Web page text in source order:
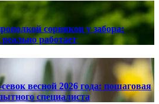
сорняков у забора:
работает
весной 2026 года: пошаговая
специалиста